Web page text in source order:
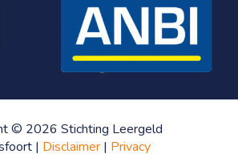
© 2026 Stichting Leergeld
| Disclaimer| Privacy